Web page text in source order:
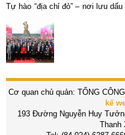
Tự hào “địa chỉ đỏ” – nơi lưu
Cơ quan chủ quản: TỔNG
kế
193 Đường Nguyễn Huy
Thanh